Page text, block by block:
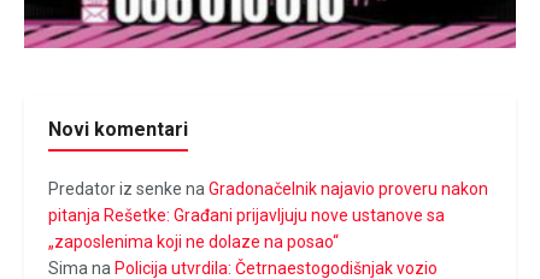
Novi komentari
Predator iz senke na Gradonačelnik najavio proveru nakon
pitanja Rešetke: Građani prijavljuju nove ustanove sa
„zaposlenima koji ne dolaze na posao“
Sima na Policija utvrdila: Četrnaestogodišnjak vozio